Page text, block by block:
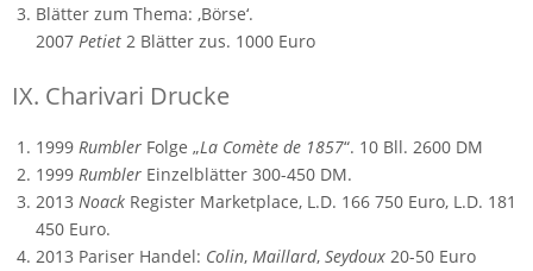
Blätter zum Thema: ‚Börse‘.
2007 Petiet 2 Blätter zus. 1000 Euro
IX. Charivari Drucke
1999 Rumbler Folge „La Comète de 1857“. 10 Bll. 2600 DM
1999 Rumbler Einzelblätter 300-450 DM.
2013 Noack Register Marketplace, L.D. 166 750 Euro, L.D. 181
450 Euro.
2013 Pariser Handel: Colin, Maillard, Seydoux 20-50 Euro